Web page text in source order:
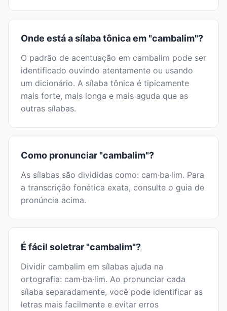
Onde está a sílaba tônica em "cambalim"?
O padrão de acentuação em cambalim pode ser
identificado ouvindo atentamente ou usando
um dicionário. A sílaba tônica é tipicamente
mais forte, mais longa e mais aguda que as
outras sílabas.
Como pronunciar "cambalim"?
As sílabas são divididas como: cam·ba·lim. Para
a transcrição fonética exata, consulte o guia de
pronúncia acima.
É fácil soletrar "cambalim"?
Dividir cambalim em sílabas ajuda na
ortografia: cam·ba·lim. Ao pronunciar cada
sílaba separadamente, você pode identificar as
letras mais facilmente e evitar erros